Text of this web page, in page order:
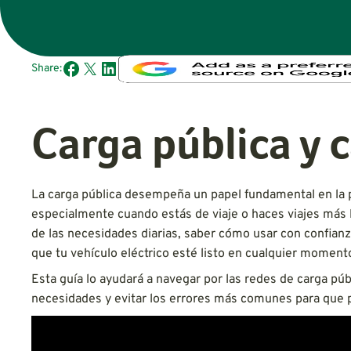
Share:
Carga pública y
La carga pública desempeña un papel fundamental en
especialmente cuando estás de viaje o haces viajes
de las necesidades diarias, saber cómo usar con
que tu vehículo eléctrico esté listo en cualquier
Esta guía lo ayudará a navegar por las redes de carga
necesidades y evitar los errores más comunes para que